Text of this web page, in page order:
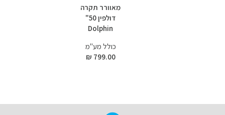
מאוורר תקרה
דולפין 50"
Dolphin
כולל מע"מ
799.00 ₪